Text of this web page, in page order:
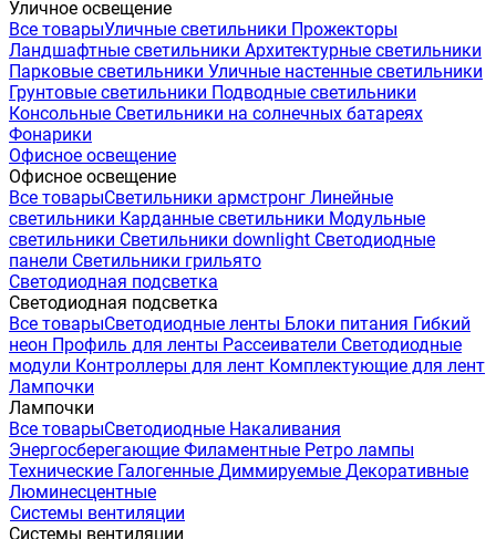
Уличное освещение
Все товарыУличные светильники Прожекторы
Ландшафтные светильники Архитектурные светильники
Парковые светильники Уличные настенные светильники
Грунтовые светильники Подводные светильники
Консольные Светильники на солнечных батареях
Фонарики
Офисное освещение
Офисное освещение
Все товарыСветильники армстронг Линейные
светильники Карданные светильники Модульные
светильники Светильники downlight Светодиодные
панели Светильники грильято
Светодиодная подсветка
Светодиодная подсветка
Все товарыСветодиодные ленты Блоки питания Гибкий
неон Профиль для ленты Рассеиватели Светодиодные
модули Контроллеры для лент Комплектующие для лент
Лампочки
Лампочки
Все товарыСветодиодные Накаливания
Энергосберегающие Филаментные Ретро лампы
Технические Галогенные Диммируемые Декоративные
Люминесцентные
Системы вентиляции
Системы вентиляции